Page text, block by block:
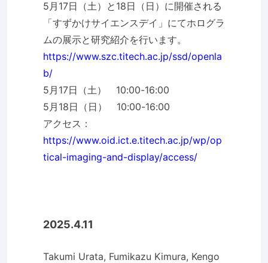
5月17日（土）と18日（日）に開催される
「すずかけサイエンスデイ」にてホログラ
ムの展示と研究紹介を行います。
https://www.szc.titech.ac.jp/ssd/openla
b/
5月17日（土） 10:00-16:00
5月18日（日） 10:00-16:00
アクセス：
https://www.oid.ict.e.titech.ac.jp/wp/op
tical-imaging-and-display/access/
2025.4.11
Takumi Urata, Fumikazu Kimura, Kengo